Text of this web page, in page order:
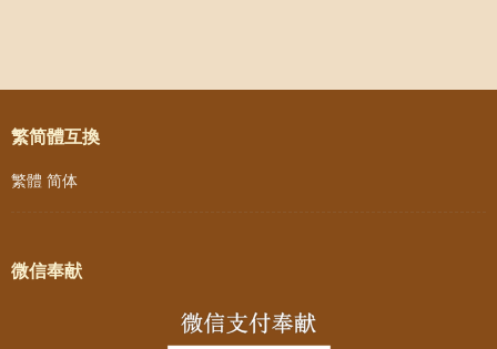
Post navigation
繁简體互換
繁體 简体
微信奉献